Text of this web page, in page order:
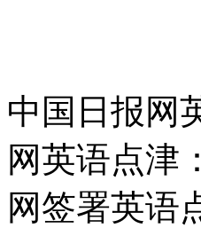
中国日报网
网英语点津
网签署英语